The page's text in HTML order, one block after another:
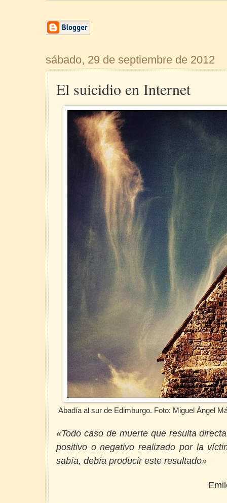
sábado, 29 de septiembre de 2012
El suicidio en Internet
Abadía al sur de Edimburgo. Foto: Miguel Ángel
«Todo caso de muerte que resulta
positivo o negativo realizado por la
sabía, debía producir este resultado»